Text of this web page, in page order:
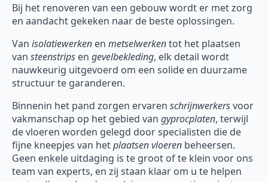
Bij het renoveren van een gebouw wordt er met zorg
en aandacht gekeken naar de beste oplossingen.
Van isolatiewerken en metselwerkentot het plaatsen
van steenstrips en gevelbekleding, elk detail wordt
nauwkeurig uitgevoerd om een solide en duurzame
structuur te garanderen.
Binnenin het pand zorgen ervaren schrijnwerkersvoor
vakmanschap op het gebied van gyprocplaten, terwijl
de vloeren worden gelegd door specialisten die de
fijne kneepjes van hetplaatsen vloeren beheersen.
Geen enkele uitdaging is te groot of te klein voor ons
team van experts, en zij staan klaar om u te helpen